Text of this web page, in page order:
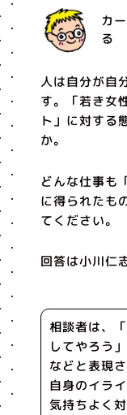
カ
る
人は自分が自
す。「若き女
ト」に対する
か。
どんな仕事も
に得られたも
てください。
回答は小川仁
相談者は、
してやろう
などと表現
自身のイラ
気持ちよく